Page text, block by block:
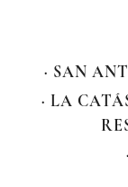
· SAN
· LA